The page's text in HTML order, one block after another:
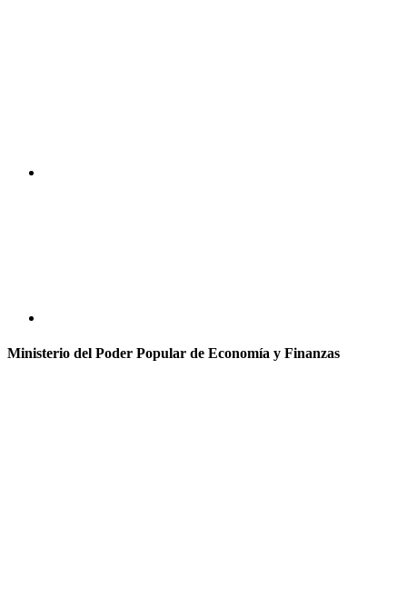
Ministerio del Poder Popular de Economía y Finanzas